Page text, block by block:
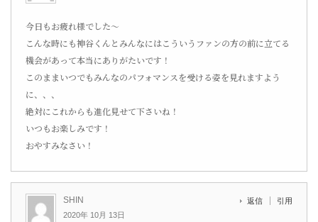
今日もお疲れ様でした〜
こんな時にも神谷くんとみんなにはこういうファンの方の前に立てる
機会があって本当にありがたいです！
このままいつでもみんなのパフォマンスを受ける姿を見れますよう
に、、、
絶対にこれからも進化見せて下さいね！
いつもお楽しみです！
おやすみなさい！
SHIN
2020年 10月 13日
返信 引用